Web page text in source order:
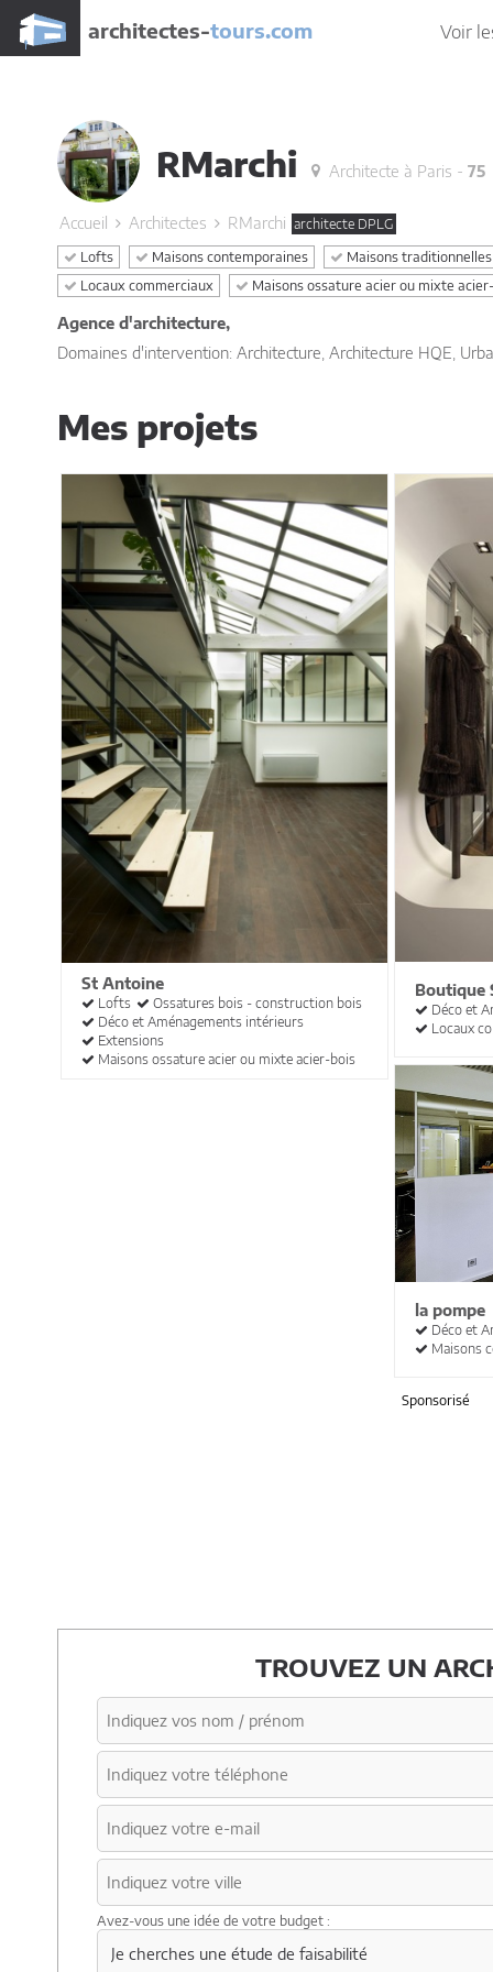
architectes-tours.com Voir
RMarchi Architecte à Paris - 75
Accueil Architectes RMarchi architecte DPLG
Lofts
Maisons contemporaines
Maisons traditionnelles
Locaux commerciaux
Maisons ossature acier ou mixte
Agence d'architecture,
Domaines d'intervention: Architecture, Architecture HQE,
Mes projets
St Antoine
Lofts
Ossatures bois - construction bois
Déco et Aménagements intérieurs
Extensions
Maisons ossature acier ou mixte acier-bois
Boutique
Déco et
Locaux
la pompe
Déco et
Maisons
Sponsorisé
TROUVEZ UN
Avez-vous une idée de votre budget :